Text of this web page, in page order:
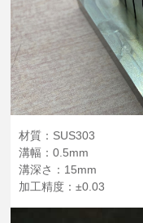
材質：SUS303
溝幅：0.5mm
溝深さ：15mm
加工精度：±0.03